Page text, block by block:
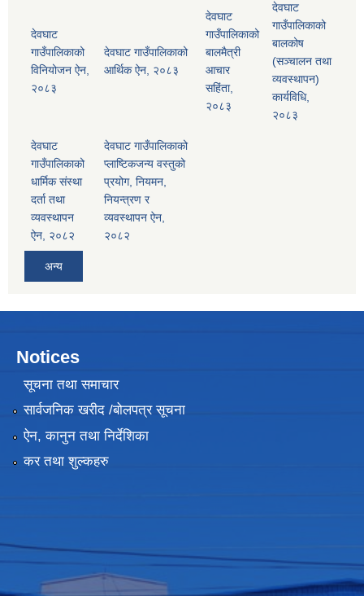
देवघाट
गाउँपालिकाको
विनियोजन ऐन,
२०८३
देवघाट गाउँपालिकाको
आर्थिक ऐन, २०८३
देवघाट
गाउँपालिकाको
बालमैत्री
आचार
सहिंता,
२०८३
देवघाट
गाउँपालिकाको
बालकोष
(सञ्चालन तथा
व्यवस्थापन)
कार्यविधि,
२०८३
देवघाट
गाउँपालिकाको
धार्मिक संस्था
दर्ता तथा
व्यवस्थापन
ऐन, २०८२
देवघाट गाउँपालिकाको
प्लाष्टिकजन्य वस्तुको
प्रयोग, नियमन,
नियन्त्रण र
व्यवस्थापन ऐन,
२०८२
अन्य
Notices
सूचना तथा समाचार
सार्वजनिक खरीद /बोलपत्र सूचना
ऐन, कानुन तथा निर्देशिका
कर तथा शुल्कहरु